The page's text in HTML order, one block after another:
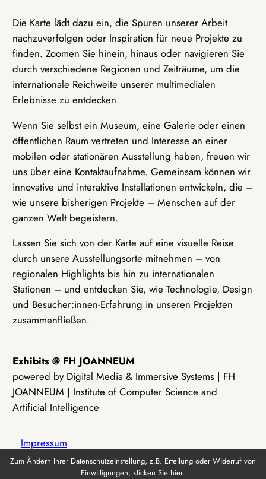
Die Karte lädt dazu ein, die Spuren unserer Arbeit
nachzuverfolgen oder Inspiration für neue Projekte zu
finden. Zoomen Sie hinein, hinaus oder navigieren Sie
durch verschiedene Regionen und Zeiträume, um die
internationale Reichweite unserer multimedialen
Erlebnisse zu entdecken.
Wenn Sie selbst ein Museum, eine Galerie oder einen
öffentlichen Raum vertreten und Interesse an einer
mobilen oder stationären Ausstellung haben, freuen wir
uns über eine Kontaktaufnahme. Gemeinsam können wir
innovative und interaktive Installationen entwickeln, die –
wie unsere bisherigen Projekte – Menschen auf der
ganzen Welt begeistern.
Lassen Sie sich von der Karte auf eine visuelle Reise
durch unsere Ausstellungsorte mitnehmen – von
regionalen Highlights bis hin zu internationalen
Stationen – und entdecken Sie, wie Technologie, Design
und Besucher:innen-Erfahrung in unseren Projekten
zusammenfließen.
Exhibits @ FH JOANNEUM
powered by Digital Media & Immersive Systems | FH
JOANNEUM | Institute of Computer Science and
Artificial Intelligence
Impressum
Zum Ändern Ihrer Datenschutzeinstellung, z.B. Erteilung oder Widerruf von
Einwilligungen, klicken Sie hier: